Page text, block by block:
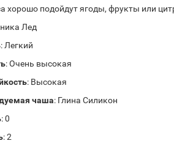
хорошо подойдут ягоды, фрукты или
Лед
: Легкий
: Очень высокая
: Высокая
чаша: Глина Силикон
: 0
: 2